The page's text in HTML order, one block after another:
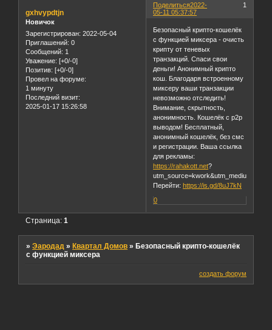
Поделиться 1
2022-
05-11 05:37:57
gxhvypdtjn
Новичок
Зарегистрирован: 2022-05-04
Приглашений: 0
Сообщений: 1
Уважение: [+0/-0]
Позитив: [+0/-0]
Провел на форуме:
1 минуту
Последний визит:
2025-01-17 15:26:58
Безопасный крипто-кошелёк
с функцией миксера - очисть
крипту от теневых
транзакций. Спаси свои
деньги! Анонимный крипто
кош. Благодаря встроенному
миксеру ваши транзакции
невозможно отследить!
Внимание, скрытность,
анонимность. Кошелёк с p2p
выводом! Бесплатный,
анонимный кошелёк, без смс
и регистрации. Ваша ссылка
для рекламы:
https://rahakott.net?
Перейти: https://is.gd/8uJ7kN
0
Страница:1
»Эародад »Квартал Домов »Безопасный крипто-кошелёк
с функцией миксера
создать форум